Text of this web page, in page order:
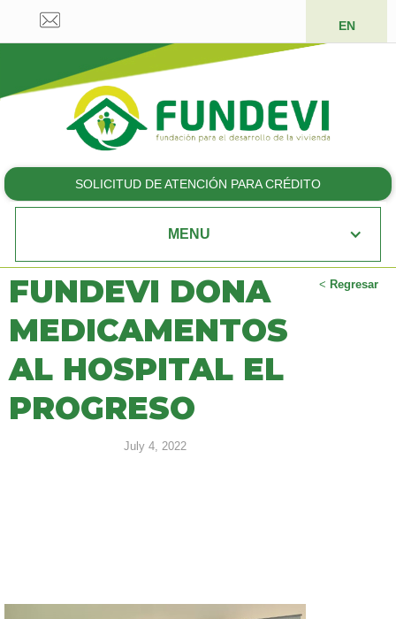
EN
SOLICITUD DE ATENCIÓN PARA CRÉDITO
MENU
< Regresar
FUNDEVI DONA
MEDICAMENTOS
AL HOSPITAL EL
PROGRESO
July 4, 2022